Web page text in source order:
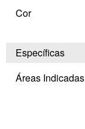
Cor
Específicas
Áreas Indicadas